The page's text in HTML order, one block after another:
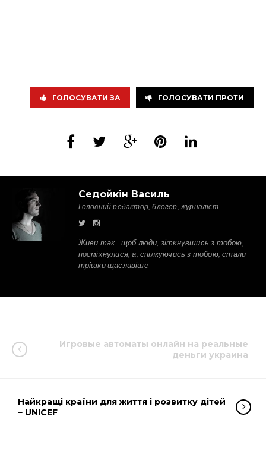
ГОЛОСУВАТИ ЗА ГОЛОСУВАТИ ПРОТИ
Седойкін Василь
Головний редактор, блогер, журналіст
Живи так - щоб люди, зіткнувшись з тобою,
посміхнулися, а, спілкуючись з тобою, стали
трішки щасливіше
Игровые автоматы онлайн на реальные
деньги украина
Найкращі країни для життя і розвитку дітей
− UNICEF